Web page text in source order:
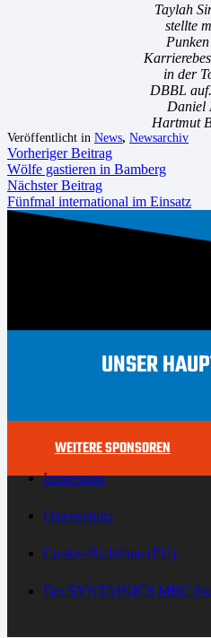
Taylah
stellte
in der
DBBL
Daniel
Hartmut
Veröffentlicht in News, Newsarchiv
Vorheriger Beitrag
Wölfe gastieren in Bamberg
Nächster Beitrag
Fünfmal international im Einsatz
UNSER
WEITERE SPONSOREN
Impressum
Datenschutz
Cookie-Richtlinie (EU)
Der SYNTAINICS MBC